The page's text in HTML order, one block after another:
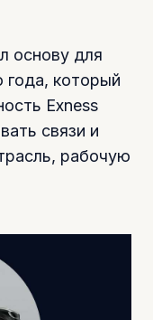
основу для
года, который
Exness
связи и
рабочую